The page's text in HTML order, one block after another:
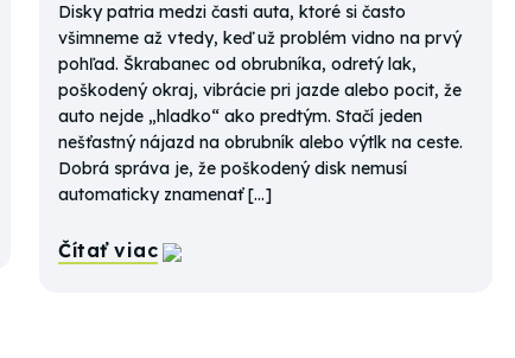
Disky patria medzi časti auta, ktoré si často
všimneme až vtedy, keď už problém vidno na prvý
pohľad. Škrabanec od obrubníka, odretý lak,
poškodený okraj, vibrácie pri jazde alebo pocit, že
auto nejde „hladko“ ako predtým. Stačí jeden
nešťastný nájazd na obrubník alebo výtlk na ceste.
Dobrá správa je, že poškodený disk nemusí
automaticky znamenať […]
Čítať viac